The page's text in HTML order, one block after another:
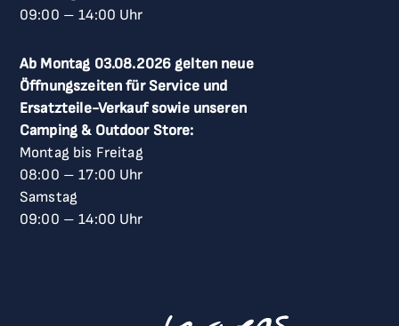
09:00 –14:00 Uhr
Ab Montag 03.08.2026 gelten neue
Öffnungszeiten für Service und
Ersatzteile-Verkauf sowie unseren
Camping & Outdoor Store:
Montag bis Freitag
08:00 –17:00 Uhr
Samstag
09:00 –14:00 Uhr